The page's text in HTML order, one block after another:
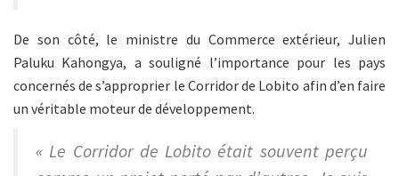
De son côté, le ministre du Commerce extérieur, Julien
Paluku Kahongya, a souligné l’importance pour les pays
concernés de s’approprier le Corridor de Lobito afin d’en faire
un véritable moteur de développement.
« Le Corridor de Lobito était souvent perçu